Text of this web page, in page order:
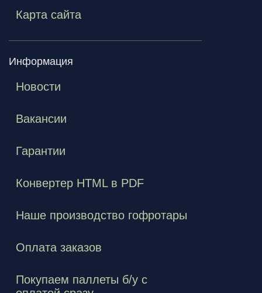
Карта сайта
Информация
Новости
Вакансии
Гарантии
Конвертер HTML в PDF
Наше производство гофротары
Оплата заказов
Покупаем паллеты б/у с